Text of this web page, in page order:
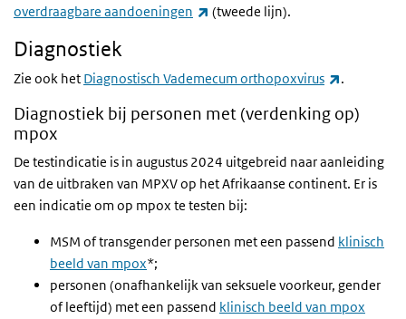
overdraagbare aandoeningen
(externe link)
(tweede lijn).
Diagnostiek
Zie ook het Diagnostisch Vademecum orthopoxvirus (externe
.
Diagnostiek bij personen met (verdenking op)
mpox
De testindicatie is in augustus 2024 uitgebreid naar aanleiding
van de uitbraken van MPXV op het Afrikaanse continent. Er is
een indicatie om op mpox te testen bij:
MSM of transgender personen met een passend klinisch
beeld van mpox*;
personen (onafhankelijk van seksuele voorkeur, gender
of leeftijd) met een passend klinisch beeld van mpox